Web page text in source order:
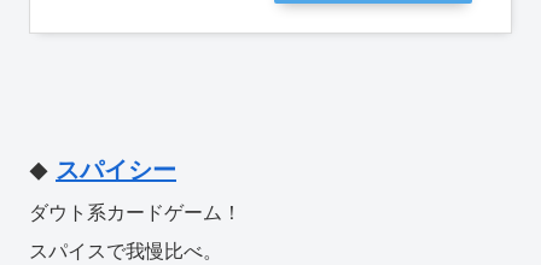
◆ スパイシー
ダウト系カードゲーム！
スパイスで我慢比べ。